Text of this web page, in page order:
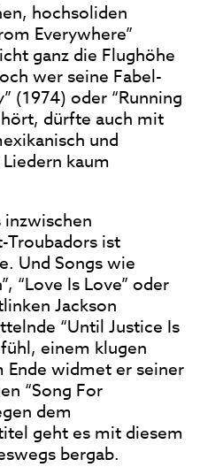
hochsoliden
Everywhere”
ganz die Flughöhe
wer seine Fabel-
(1974) oder “Running
dürfte auch mit
und
kaum
Troubadors ist
Und Songs wie
“Love Is Love” oder
Jackson
“Until Justice Is
einem klugen
Ende widmet er seiner
“Song For
dem
geht es mit diesem
bergab.